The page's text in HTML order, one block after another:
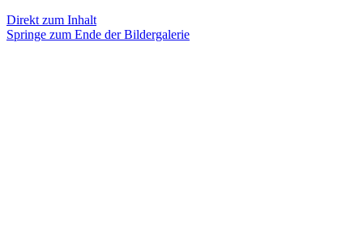
Direkt zum Inhalt
Springe zum Ende der Bildergalerie